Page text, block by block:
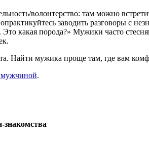
волонтерство: там можно
заводить разговоры с
какая порода?» Мужики часто
Найти мужика проще там, где вам
мужчиной.